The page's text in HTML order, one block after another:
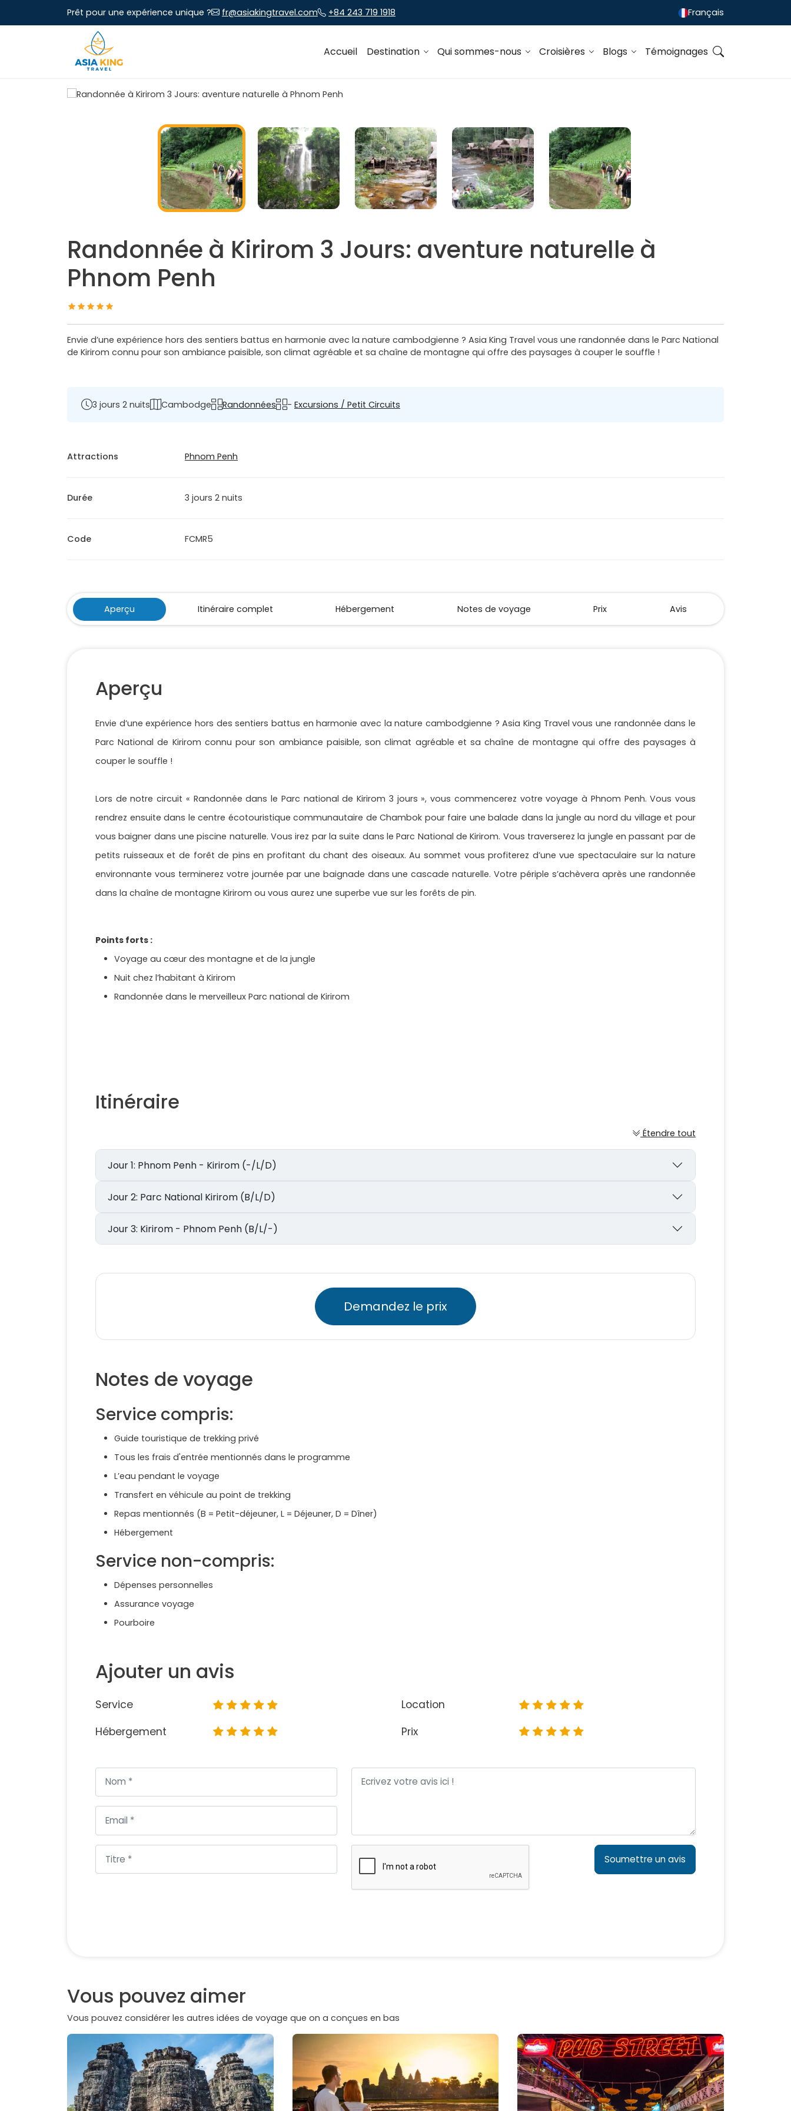
Prêt pour une expérience unique ? fr@asiakingtravel.com +84 243 719 1918 Français
Accueil Destination Qui sommes-nous Croisières Blogs Témoignages
Randonnée à Kirirom 3 Jours: aventure naturelle à
Phnom Penh
Envie d’une expérience hors des sentiers battus en harmonie avec la nature cambodgienne ? Asia King Travel vous une randonnée dans le Parc National
de Kirirom connu pour son ambiance paisible, son climat agréable et sa chaîne de montagne qui offre des paysages à couper le souffle !
3 jours 2 nuits Cambodge Randonnées - Excursions / Petit Circuits
Attractions Phnom Penh
Durée 3 jours 2 nuits
Code FCMR5
Aperçu Itinéraire complet Hébergement Notes de voyage Prix Avis
Aperçu
Envie d’une expérience hors des sentiers battus en harmonie avec la nature cambodgienne ? Asia King Travel vous une randonnée dans le
Parc National de Kirirom connu pour son ambiance paisible, son climat agréable et sa chaîne de montagne qui offre des paysages à
couper le souffle !
Lors de notre circuit « Randonnée dans le Parc national de Kirirom 3 jours », vous commencerez votre voyage à Phnom Penh. Vous vous
rendrez ensuite dans le centre écotouristique communautaire de Chambok pour faire une balade dans la jungle au nord du village et pour
vous baigner dans une piscine naturelle. Vous irez par la suite dans le Parc National de Kirirom. Vous traverserez la jungle en passant par de
petits ruisseaux et de forêt de pins en profitant du chant des oiseaux. Au sommet vous profiterez d’une vue spectaculaire sur la nature
environnante vous terminerez votre journée par une baignade dans une cascade naturelle. Votre périple s’achèvera après une randonnée
dans la chaîne de montagne Kirirom ou vous aurez une superbe vue sur les forêts de pin.
Points forts :
Voyage au cœur des montagne et de la jungle
Nuit chez l’habitant à Kirirom
Randonnée dans le merveilleux Parc national de Kirirom
Itinéraire
Étendre tout
Jour 1: Phnom Penh - Kirirom (-/L/D)
Jour 2: Parc National Kirirom (B/L/D)
Jour 3: Kirirom - Phnom Penh (B/L/-)
Demandez le prix
Notes de voyage
Service compris:
Guide touristique de trekking privé
Tous les frais d'entrée mentionnés dans le programme
L’eau pendant le voyage
Transfert en véhicule au point de trekking
Repas mentionnés (B = Petit-déjeuner, L = Déjeuner, D = Dîner)
Hébergement
Service non-compris:
Dépenses personnelles
Assurance voyage
Pourboire
Ajouter un avis
Service
Location
Hébergement
Prix
Soumettre un avis
Vous pouvez aimer
Vous pouvez considérer les autres idées de voyage que on a conçues en bas